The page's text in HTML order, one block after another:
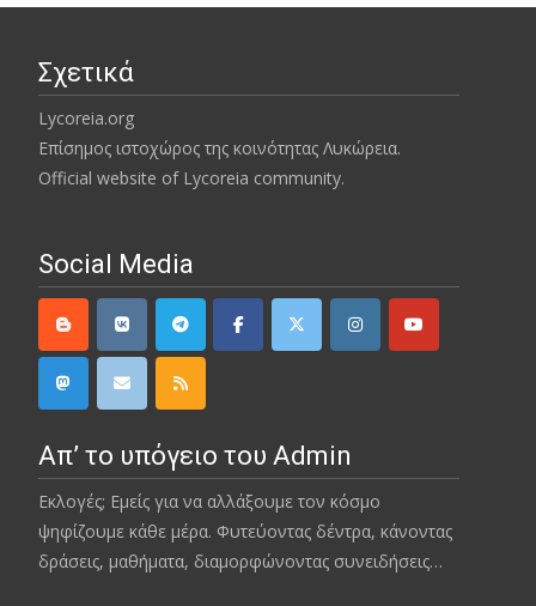
Σχετικά
Lycoreia.org
Επίσημος ιστοχώρος της κοινότητας Λυκώρεια.
Official website of Lycoreia community.
Social Media
Απ’ το υπόγειο του Admin
Εκλογές; Εμείς για να αλλάξουμε τον κόσμο
ψηφίζουμε κάθε μέρα. Φυτεύοντας δέντρα, κάνοντας
δράσεις, μαθήματα, διαμορφώνοντας συνειδήσεις…